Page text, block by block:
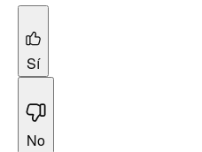
Sí
No